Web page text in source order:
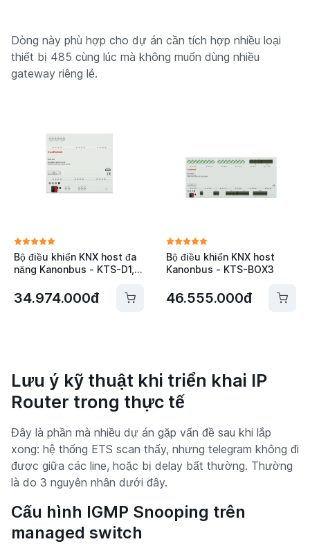
Dòng này phù hợp cho dự án cần tích hợp nhiều loại
thiết bị 485 cùng lúc mà không muốn dùng nhiều
gateway riêng lẻ.
Bộ điều khiển KNX host đa
năng Kanonbus - KTS-D1,
34.974.000đ
Bộ điều khiển KNX host
Kanonbus - KTS-BOX3
46.555.000đ
Lưu ý kỹ thuật khi triển khai IP
Router trong thực tế
Đây là phần mà nhiều dự án gặp vấn đề sau khi lắp
xong: hệ thống ETS scan thấy, nhưng telegram không đi
được giữa các line, hoặc bị delay bất thường. Thường
là do 3 nguyên nhân dưới đây.
Cấu hình IGMP Snooping trên
managed switch